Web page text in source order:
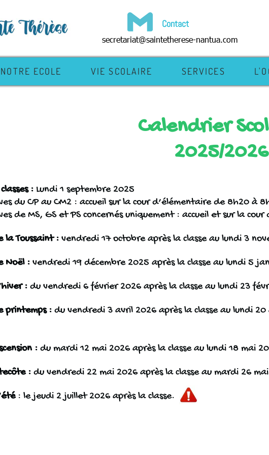
NOTRE ECOLE VIE SCOLAIRE SERVICES
Contact
secretariat@saintetherese-nantua.com
Calendrier
2025/2026
: Lundi 1 septembre 2025
du CP au CM2 : accueil sur la cour d’élémentaire de 8h20 à
de MS, GS et PS concernés uniquement : accueil et sur la
la Toussaint: vendredi 17 octobre après la classe au lundi 3
Noël: vendredi 19 décembre 2025 après la classe au lundi 5
: du vendredi 6 février 2026 après la classe au lundi 23
printemps : du vendredi 3 avril 2026 après la classe au lundi
: du mardi 12 mai 2026 après la classe au lundi 18 mai
: du vendredi 22 mai 2026 après la classe au mardi 26
: le jeudi 2 juillet 2026 après la classe.